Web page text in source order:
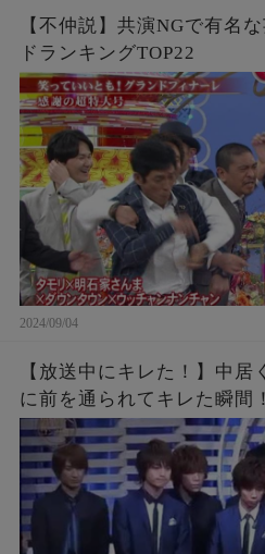
【不仲説】共演NGで有名
ドランキングTOP22
2024/09/04
【放送中にキレた！】中
に前を通られてキレた瞬間